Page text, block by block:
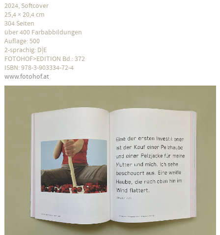
2024, Softcover
25,4 × 20,4 cm
304 Seiten
über 400 Farbabbildungen
Auflage: 500
2-sprachig: D|E
FOTOHOF>EDITION Bd.: 372
ISBN: 978-3-903334-72-4
www.fotohof.at